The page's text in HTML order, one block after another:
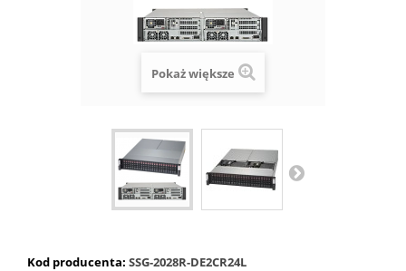
Pokaż większe
Kod producenta: SSG-2028R-DE2CR24L